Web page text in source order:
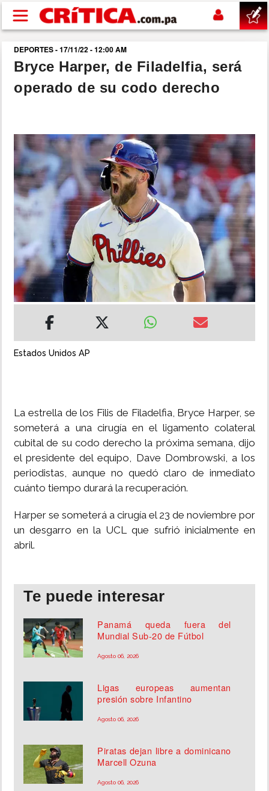
Pasar al contenido principal
buscar
SUCESOS
POLÍTICA
SHOW
DEPORTES
MUNDO
INSÓLITAS
MULTIMEDIA
DEPORTES - 17/11/22 - 12:00 AM
Bryce Harper, de Filadelfia, será
operado de su codo derecho
Estados Unidos AP
La estrella de los Filis de Filadelfia, Bryce Harper, se
someterá a una cirugía en el ligamento colateral
cubital de su codo derecho la próxima semana, dijo
el presidente del equipo, Dave Dombrowski, a los
periodistas, aunque no quedó claro de inmediato
cuánto tiempo durará la recuperación.
Harper se someterá a cirugía el 23 de noviembre por
un desgarro en la UCL que sufrió inicialmente en
abril.
Te puede interesar
Panamá queda fuera del
Mundial Sub-20 de Fútbol
Agosto 06, 2026
Ligas europeas aumentan
presión sobre Infantino
Agosto 06, 2026
Piratas dejan libre a dominicano
Marcell Ozuna
Agosto 06, 2026